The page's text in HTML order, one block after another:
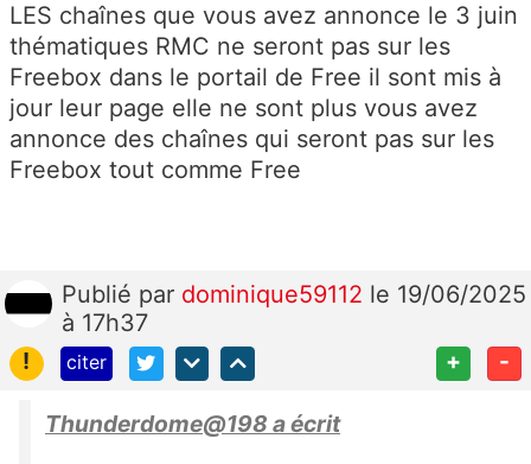
LES chaînes que vous avez annonce le 3 juin
thématiques RMC ne seront pas sur les
Freebox dans le portail de Free il sont mis à
jour leur page elle ne sont plus vous avez
annonce des chaînes qui seront pas sur les
Freebox tout comme Free
Publié par dominique59112 le 19/06/2025
à 17h37
!
citer + -
Thunderdome@198 a écrit